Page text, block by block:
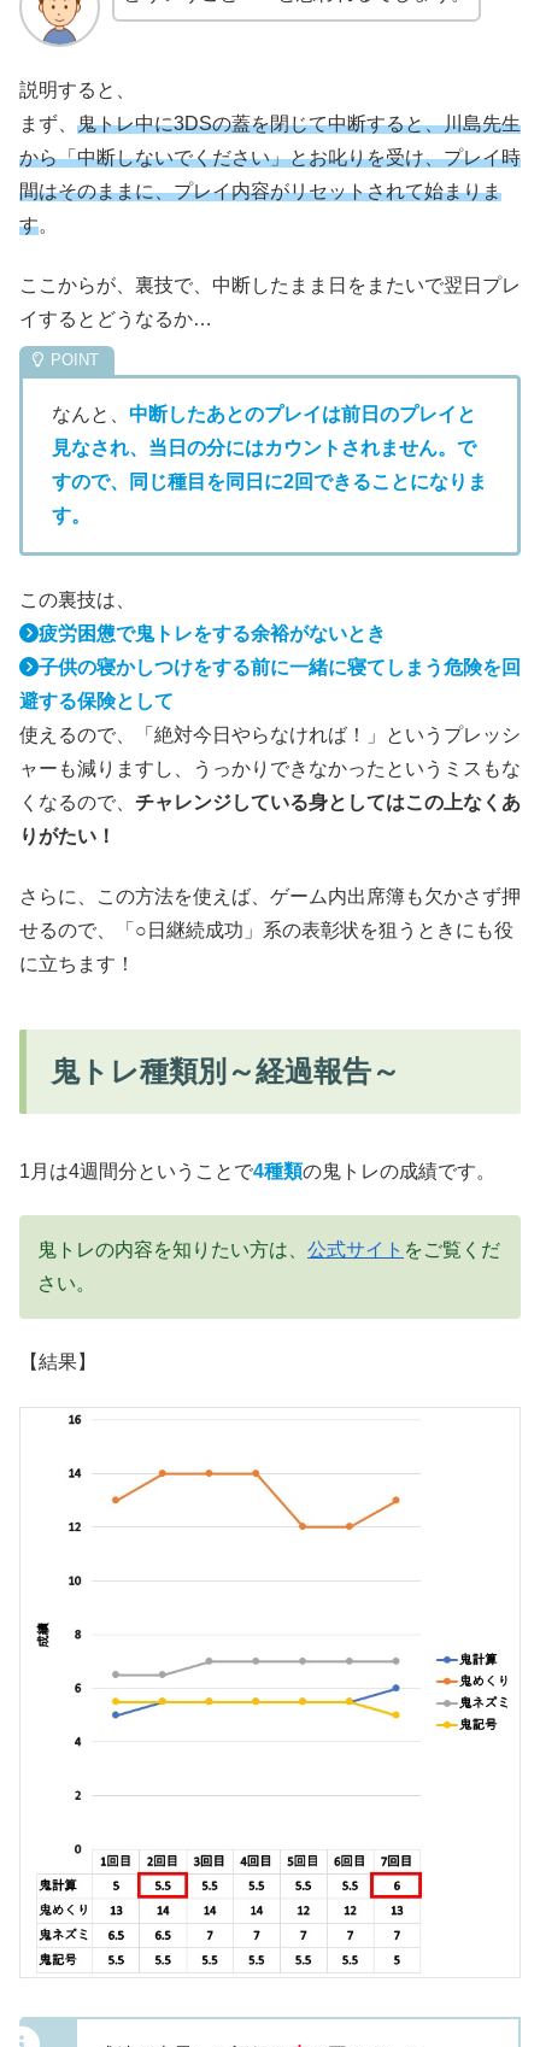
説明すると、
まず、 鬼トレ中に3DSの蓋を閉じて中断すると、川島先生
から「中断しないでください」とお叱りを受け、プレイ時
間はそのままに、プレイ内容がリセットされて始まりま
す。
ここからが、裏技で、中断したまま日をまたいで翌日プレ
イするとどうなるか…
なんと、 中断したあとのプレイは前日のプレイと
見なされ、当日の分にはカウントされません。で
すので、同じ種目を同日に2回できることになりま
す。
この裏技は、
疲労困憊で鬼トレをする余裕がないとき
子供の寝かしつけをする前に一緒に寝てしまう危険を回
避する保険として
使えるので、「絶対今日やらなければ！」というプレッシ
ャーも減りますし、うっかりできなかったというミスもな
くなるので、 チャレンジしている身としてはこの上なくあ
りがたい！
さらに、この方法を使えば、ゲーム内出席簿も欠かさず押
せるので、「○日継続成功」系の表彰状を狙うときにも役
に立ちます！
鬼トレ種類別～経過報告～
1月は4週間分ということで4種類の鬼トレの成績です。
鬼トレの内容を知りたい方は、 公式サイト をご覧くだ
さい。
【結果】